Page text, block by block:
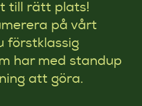
till rätt plats!
på vårt
förstklassig
har med standup
att göra.